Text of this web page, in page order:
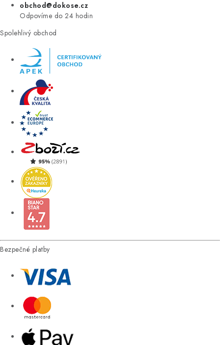
obchod@dokose.cz
Odpovíme do 24 hodin
Spolehlivý obchod
Bezpečné platby
Úvod Kontakt Blog
Moje objednávka